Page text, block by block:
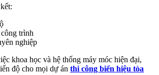
trình
nghiệp
khoa học và hệ thống máy móc hiện đại,
độ cho mọi dự án thi công biển hiệu tòa